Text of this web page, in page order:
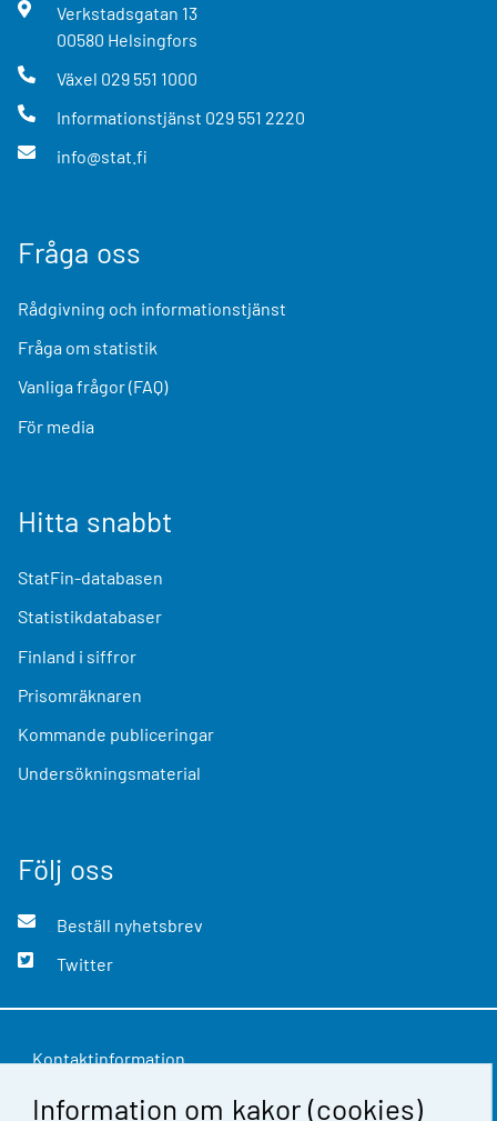
Information om kakor (cookies)
Verkstadsgatan 13
00580 Helsingfors
Växel 029 551 1000
Informationstjänst 029 551 2220
info@stat.fi
Fråga oss
Rådgivning och informationstjänst
Fråga om statistik
Vanliga frågor (FAQ)
För media
Hitta snabbt
StatFin-databasen
Statistikdatabaser
Finland i siffror
Prisomräknaren
Kommande publiceringar
Undersökningsmaterial
Följ oss
Beställ nyhetsbrev
Twitter
Kontaktinformation
Respons